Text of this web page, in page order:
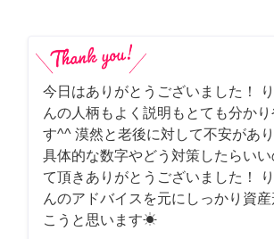
今日はありがとうございました！
んの人柄もよく説明もとても分か
す^^ 漠然と老後に対して不安があり
具体的な数字やどう対策したらいい
て頂きありがとうございました！
んのアドバイスを元にしっかり資
こうと思います☀︎